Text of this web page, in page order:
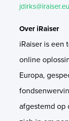
jdirks@iraiser.eu
Over iRaiser
iRaiser is een
online
Europa,
afgestemd op